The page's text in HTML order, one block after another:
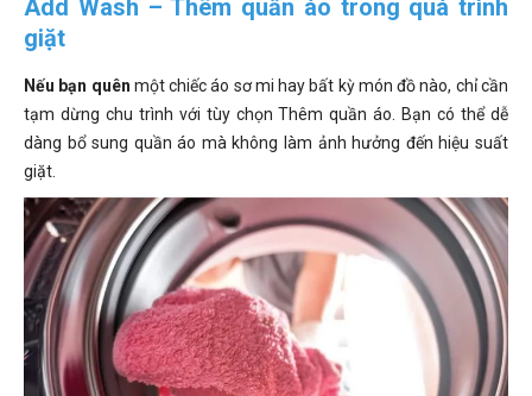
Add Wash – Thêm quần áo trong quá trình
giặt
Nếu bạn quên một chiếc áo sơ mi hay bất kỳ món đồ nào, chỉ cần
tạm dừng chu trình với tùy chọn Thêm quần áo. Bạn có thể dễ
dàng bổ sung quần áo mà không làm ảnh hưởng đến hiệu suất
giặt.